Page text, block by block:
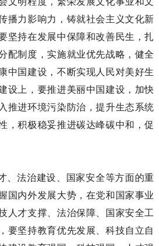
播力影响力，铸就社会主义文化新
坚持在发展中保障和改善民生，扎
配制度，实施就业优先战略，健全
中国建设，不断实现人民对美好生
设上，要推进美丽中国建设，加快
推进环境污染防治，提升生态系统
，积极稳妥推进碳达峰碳中和，促
、法治建设、国家安全等方面的重
国内外发展大势，在党和国家事业
人才支撑、法治保障、国家安全工
要坚持教育优先发展、科技自立自